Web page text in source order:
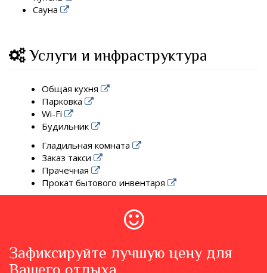
Сауна
Услуги и инфраструктура
Общая кухня
Парковка
Wi-Fi
Будильник
Гладильная комната
Заказ такси
Прачечная
Прокат бытового инвентаря
Зафиксируйте лучшую цену для